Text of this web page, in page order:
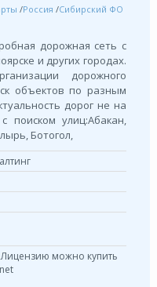
/Россия /Сибирский ФО
дорожная сеть с
и других городах.
дорожного
объектов по разным
дорог не на
поиском улиц:Абакан,
Ботогол,
Лицензию можно купить